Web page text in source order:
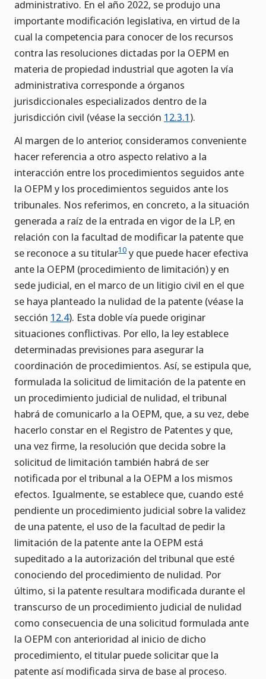
administrativo. En el año 2022, se produjo una
importante modificación legislativa, en virtud de la
cual la competencia para conocer de los recursos
contra las resoluciones dictadas por la OEPM en
materia de propiedad industrial que agoten la vía
administrativa corresponde a órganos
jurisdiccionales especializados dentro de la
jurisdicción civil (véase la sección 12.3.1).
Al margen de lo anterior, consideramos conveniente
hacer referencia a otro aspecto relativo a la
interacción entre los procedimientos seguidos ante
la OEPM y los procedimientos seguidos ante los
tribunales. Nos referimos, en concreto, a la situación
generada a raíz de la entrada en vigor de la LP, en
relación con la facultad de modificar la patente que
se reconoce a su titular10 y que puede hacer efectiva
ante la OEPM (procedimiento de limitación) y en
sede judicial, en el marco de un litigio civil en el que
se haya planteado la nulidad de la patente (véase la
sección 12.4). Esta doble vía puede originar
situaciones conflictivas. Por ello, la ley establece
determinadas previsiones para asegurar la
coordinación de procedimientos. Así, se estipula que,
formulada la solicitud de limitación de la patente en
un procedimiento judicial de nulidad, el tribunal
habrá de comunicarlo a la OEPM, que, a su vez, debe
hacerlo constar en el Registro de Patentes y que,
una vez firme, la resolución que decida sobre la
solicitud de limitación también habrá de ser
notificada por el tribunal a la OEPM a los mismos
efectos. Igualmente, se establece que, cuando esté
pendiente un procedimiento judicial sobre la validez
de una patente, el uso de la facultad de pedir la
limitación de la patente ante la OEPM está
supeditado a la autorización del tribunal que esté
conociendo del procedimiento de nulidad. Por
último, si la patente resultara modificada durante el
transcurso de un procedimiento judicial de nulidad
como consecuencia de una solicitud formulada ante
la OEPM con anterioridad al inicio de dicho
procedimiento, el titular puede solicitar que la
patente así modificada sirva de base al proceso.